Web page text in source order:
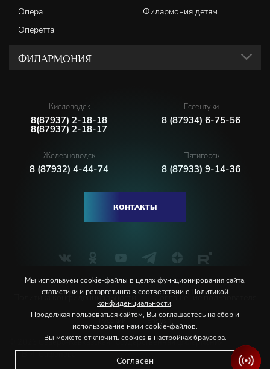
Опера
Филармония детям
Оперетта
ФИЛАРМОНИЯ
Кисловодск
8(87937) 2-18-18
8(87937) 2-18-17
Ессентуки
8 (87934) 6-75-56
Железноводск
8 (87932) 4-44-74
Пятигорск
8 (87933) 9-14-36
КОНТАКТЫ
Политика конфиденциальности Соглашение пользователя
© 2026 Северо-Кавказская государственная филармония
им. В.И. Сафонова
Мы используем cookie-файлы в целях функционирования сайта,
статистики и ретаргетинга в соответствии с Политикой
конфиденциальности.
Продолжая пользоваться сайтом, Вы соглашаетесь на сбор и
использование нами cookie-файлов.
Вы можете отключить cookies в настройках браузера.
Согласен